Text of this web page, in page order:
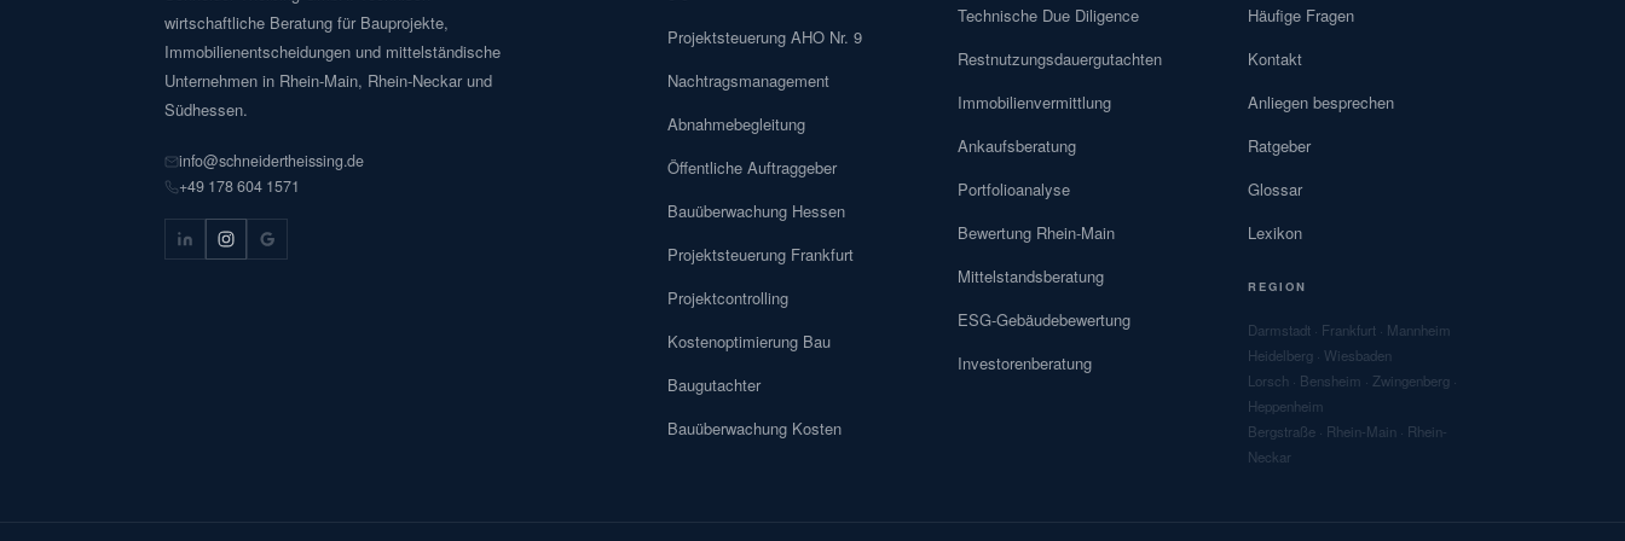
wirtschaftliche Beratung für Bauprojekte,
Immobilienentscheidungen und mittelständische
Unternehmen in Rhein-Main, Rhein-Neckar und
Südhessen.
info@schneidertheissing.de
+49 178 604 1571
Projektsteuerung AHO Nr. 9
Nachtragsmanagement
Abnahmebegleitung
Öffentliche Auftraggeber
Bauüberwachung Hessen
Projektsteuerung Frankfurt
Projektcontrolling
Kostenoptimierung Bau
Baugutachter
Bauüberwachung Kosten
Technische Due Diligence
Restnutzungsdauergutachten
Immobilienvermittlung
Ankaufsberatung
Portfolioanalyse
Bewertung Rhein-Main
Mittelstandsberatung
ESG-Gebäudebewertung
Investorenberatung
Häufige Fragen
Kontakt
Anliegen besprechen
Ratgeber
Glossar
Lexikon
REGION
Darmstadt · Frankfurt · Mannheim
Heidelberg · Wiesbaden
Lorsch · Bensheim · Zwingenberg ·
Heppenheim
Bergstraße · Rhein-Main · Rhein-
Neckar